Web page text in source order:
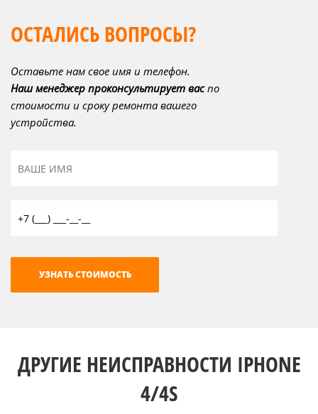
ОСТАЛИСЬ ВОПРОСЫ?
Оставьте нам свое имя и телефон.
Наш менеджер проконсультирует васпо
стоимости и сроку ремонта вашего
устройства.
ДРУГИЕ НЕИСПРАВНОСТИ IPHONE
4/4S